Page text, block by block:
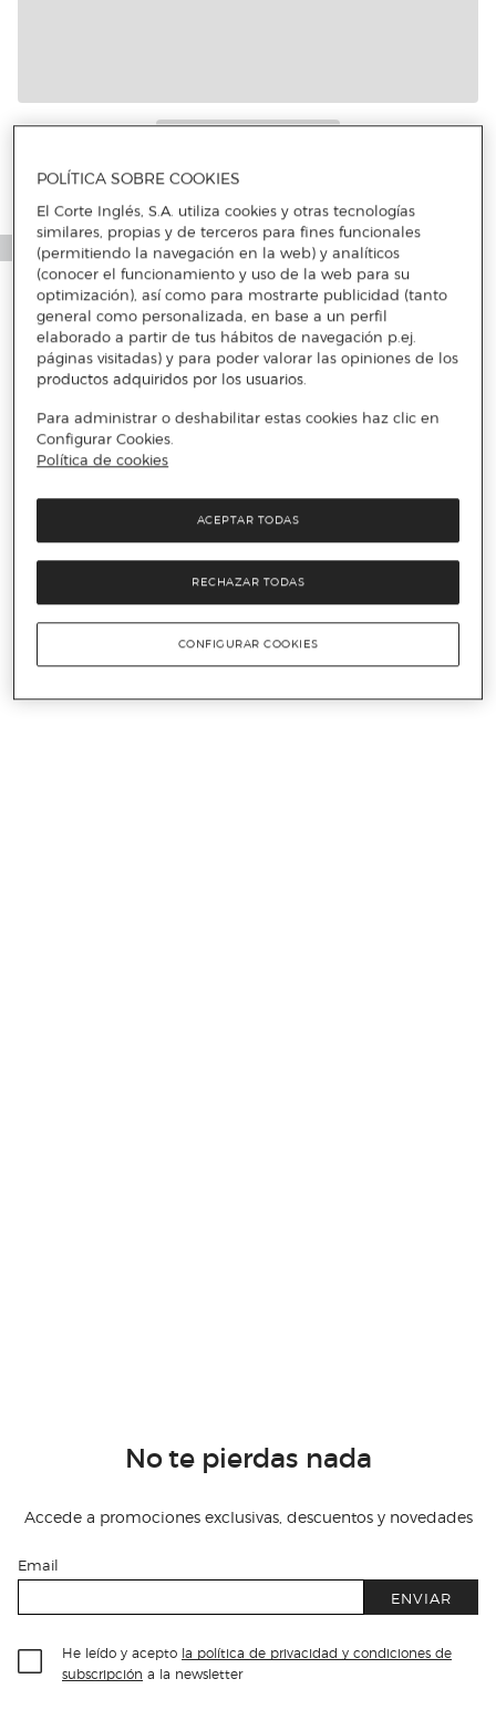
No te pierdas nada
Accede a promociones exclusivas, descuentos y novedades
Email
ENVIAR
He leído y acepto la política de privacidad y condiciones de
subscripción a la newsletter
POLÍTICA SOBRE COOKIES
El Corte Inglés, S.A. utiliza cookies y otras tecnologías
similares, propias y de terceros para fines funcionales
(permitiendo la navegación en la web) y analíticos
(conocer el funcionamiento y uso de la web para su
optimización), así como para mostrarte publicidad (tanto
general como personalizada, en base a un perfil
elaborado a partir de tus hábitos de navegación p.ej.
páginas visitadas) y para poder valorar las opiniones de los
productos adquiridos por los usuarios.
Para administrar o deshabilitar estas cookies haz clic en
Configurar Cookies.
Política de cookies
RECHAZAR TODAS
ACEPTAR TODAS
CONFIGURAR COOKIES